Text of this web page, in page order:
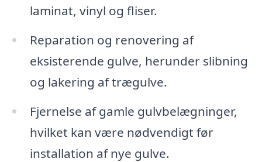
laminat, vinyl og fliser.
Reparation og renovering af
eksisterende gulve, herunder slibning
og lakering af trægulve.
Fjernelse af gamle gulvbelægninger,
hvilket kan være nødvendigt før
installation af nye gulve.